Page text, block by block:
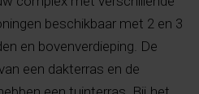
beschikbaar met 2 en 3
en bovenverdieping. De
een dakterras en de